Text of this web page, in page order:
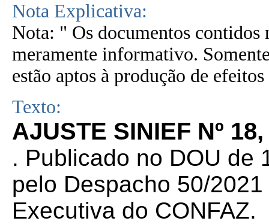
Nota Explicativa:
Nota: " Os documentos contidos
meramente informativo.
estão aptos à produção de
Texto:
AJUSTE SINIEF Nº
. Publicado no DOU de
pelo Despacho 50/
Executiva do CONFAZ.